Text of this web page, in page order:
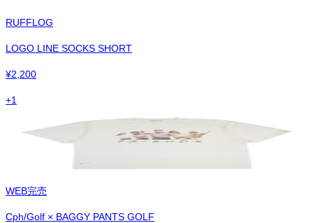
RUFFLOG
LOGO LINE SOCKS SHORT
¥2,200
+1
WEB完売
Cph/Golf × BAGGY PANTS GOLF